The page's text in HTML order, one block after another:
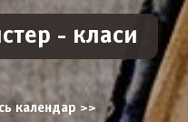
- класи
календар >>